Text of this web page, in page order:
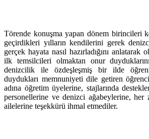
Törende konuşma yapan dönem birincileri
geçirdikleri yılların kendilerini gerek
gerçek hayata nasıl hazırladığını
ilk temsilcileri olmaktan onur
denizcilik ile özdeşleşmiş bir ilde
duydukları memnuniyeti dile getiren
adına öğretim üyelerine, stajlarında
personellerine ve denizci ağabeylerine, her
ailelerine teşekkürü ihmal etmediler.